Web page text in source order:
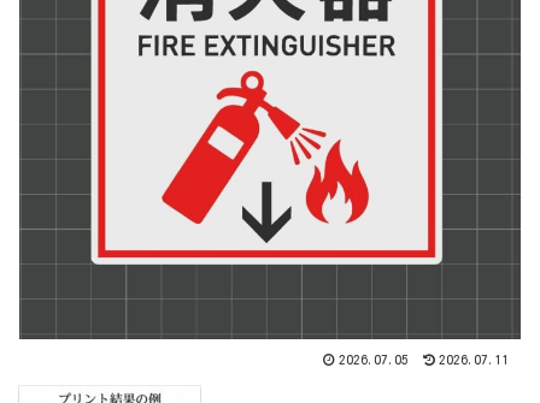
2026.07.05 2026.07.11